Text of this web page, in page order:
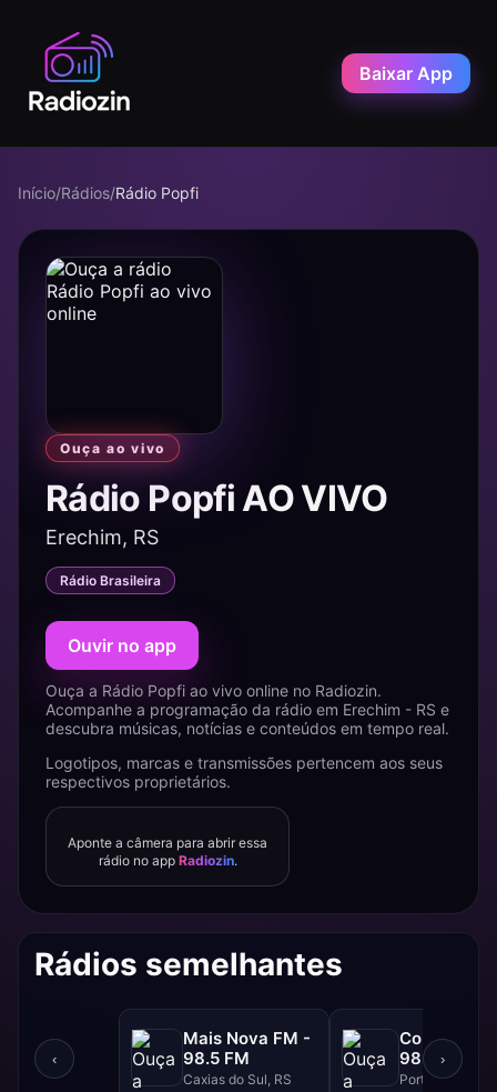
Baixar App
Início/Rádios/Rádio Popfi
Ouça ao vivo
Rádio Popfi AO VIVO
Erechim, RS
Rádio Brasileira
Ouvir no app
Ouça a Rádio Popfi ao vivo online no Radiozin.
Acompanhe a programação da rádio em Erechim - RS e
descubra músicas, notícias e conteúdos em tempo real.
Logotipos, marcas e transmissões pertencem aos seus
respectivos proprietários.
Aponte a câmera para abrir essa
rádio no app Radiozin.
Rádios semelhantes
‹
Mais Nova FM -
98.5 FM
Caxias do Sul, RS
98.3 FM
Porto Alegre,
›